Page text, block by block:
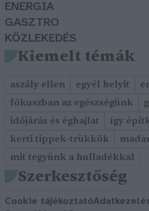
ENERGIA
GASZTRO
KÖZLEKEDÉS
Kiemelt témák
aszály ellen egyél helyit
fókuszban az egészségünk
időjárás és éghajlat
így
kerti tippek-trükkök
mit tegyünk a hulladékkal
Szerkesztőség
Cookie tájékoztató